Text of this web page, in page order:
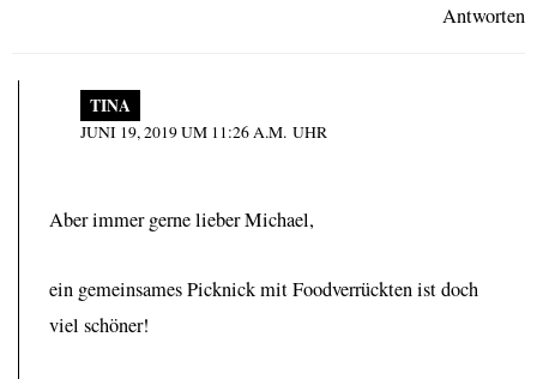
Antworten
TINA
JUNI 19, 2019 UM 11:26 A.M. UHR
Aber immer gerne lieber Michael,
ein gemeinsames Picknick mit Foodverrückten ist doch
viel schöner!